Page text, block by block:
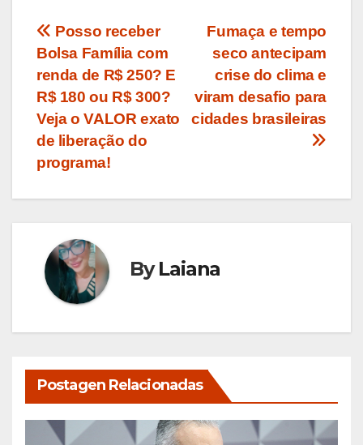
Navegação
de
Post
Fumaça e tempo
seco antecipam
crise do clima e
viram desafio para
cidades brasileiras
Posso receber
Bolsa Família com
renda de R$ 250? E
R$ 180 ou R$ 300?
Veja o VALOR exato
de liberação do
programa!
ByLaiana
Postagen Relacionadas